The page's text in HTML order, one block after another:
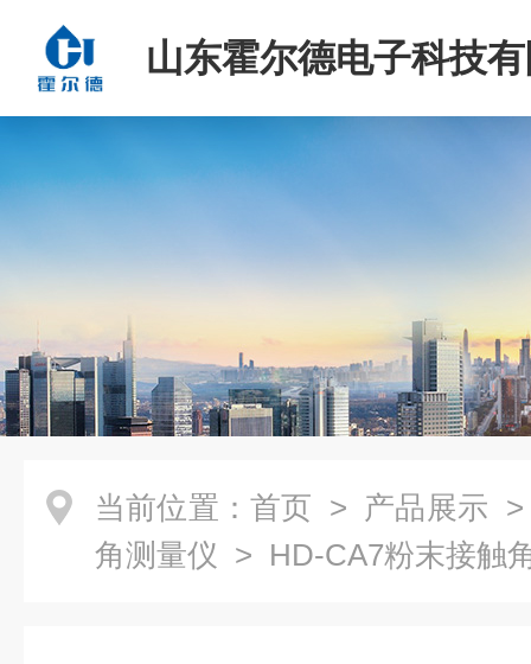
山东霍尔德电子科技
当前位置： 首页 > 产品展示
角测量仪 > HD-CA7粉末接触